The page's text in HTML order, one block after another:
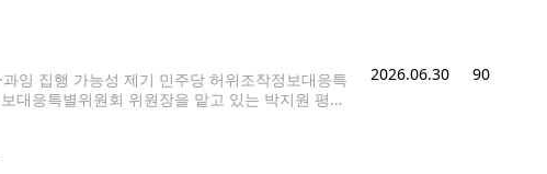
잉 집행 가능성 제기 민주당 허위조작정보대응특
대응특별위원회 위원장을 맡고 있는 박지원 평당
2026.06.30 90